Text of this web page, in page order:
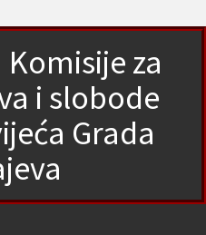
za
i slobode
Grada